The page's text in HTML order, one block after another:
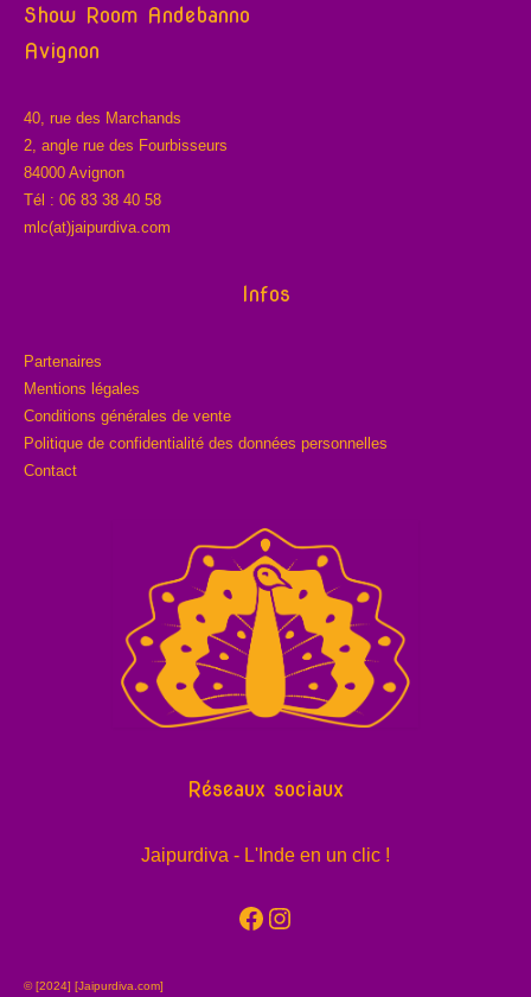
Show Room Andebanno
Avignon
40, rue des Marchands
2, angle rue des Fourbisseurs
84000 Avignon
Tél : 06 83 38 40 58
mlc(at)jaipurdiva.com
Infos
Partenaires
Mentions légales
Conditions générales de vente
Politique de confidentialité des données personnelles
Contact
Réseaux sociaux
Jaipurdiva - L'Inde en un clic !
Facebook
Instagram
© [2024] [Jaipurdiva.com]